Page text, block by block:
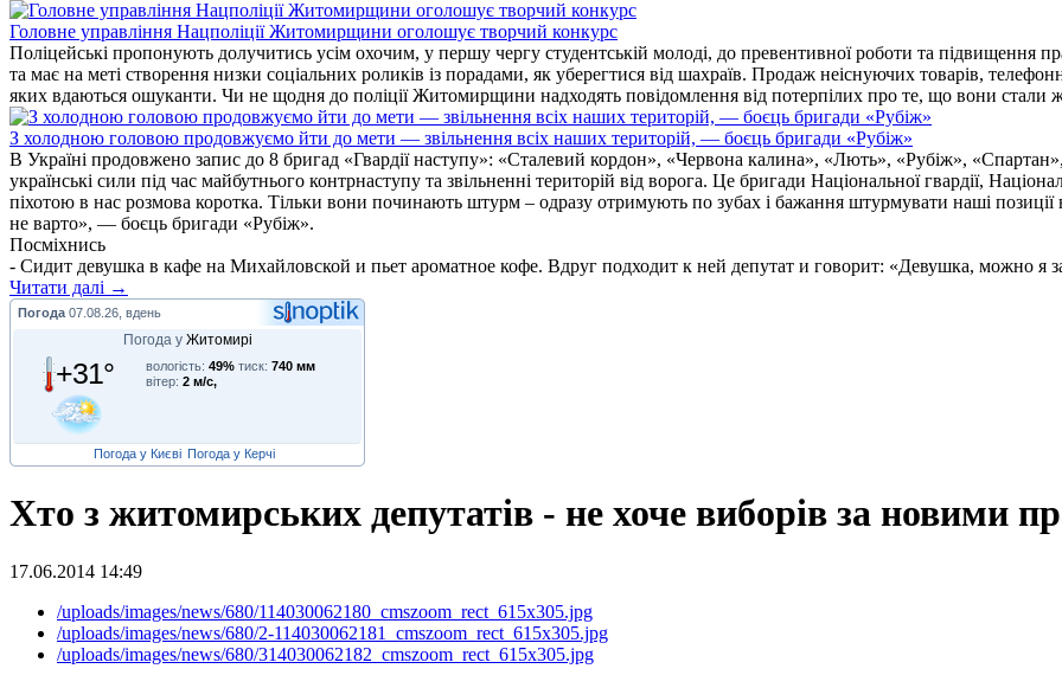
Головне управління Нацполіції Житомирщини оголошує творчий конкурс
Поліцейські пропонують долучитись усім охочим, у першу чергу студентській молоді, до превентивної роботи та підвищення
та має на меті створення низки соціальних роликів із порадами, як уберегтися від шахраїв. Продаж неіснуючих товарів,
яких вдаються ошуканти. Чи не щодня до поліції Житомирщини надходять повідомлення від потерпілих про те, що вони стали
З холодною головою продовжуємо йти до мети — звільнення всіх наших територій, — боєць бригади «Рубіж»
В Україні продовжено запис до 8 бригад «Гвардії наступу»: «Сталевий кордон», «Червона калина», «Лють», «Рубіж»,
українські сили під час майбутнього контрнаступу та звільненні територій від ворога. Це бригади Національної гвардії,
піхотою в нас розмова коротка. Тільки вони починають штурм – одразу отримують по зубах і бажання штурмувати наші позиції
не варто», — боєць бригади «Рубіж».
Посміхнись
- Сидит девушка в кафе на Михайловской и пьет ароматное кофе. Вдруг подходит к ней депутат и говорит: «Девушка, можно я
Читати далі →
Погода 07.08.26, вдень
Погода у Житомирі
+31° вологість: 49% тиск: 740 мм
вітер: 2 м/с,
Погода у Києві Погода у Керчі
Хто з житомирських депутатів - не хоче виборів за новими
17.06.2014 14:49
/uploads/images/news/680/114030062180_cmszoom_rect_615x305.jpg
/uploads/images/news/680/2-114030062181_cmszoom_rect_615x305.jpg
/uploads/images/news/680/314030062182_cmszoom_rect_615x305.jpg